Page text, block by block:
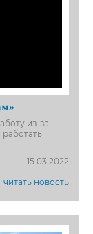
из-за
15.03.2022
читать новость